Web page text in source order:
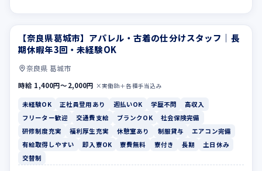
未経験OK 正社員登用あり
【奈良県葛城市】アパレル・古着の仕分けスタッフ｜長
期休暇年3回・未経験OK
奈良県 葛城市
時給 1,400円〜2,000円 ×実働8h＋各種手当込み
未経験OK 正社員登用あり 週払いOK 学歴不問
高収入
フリーター歓迎
交通費支給 ブランクOK
社会保険完備
研修制度充実
福利厚生充実 休憩室あり 制服貸与
エアコン完備
有給取得しやすい
即入寮OK 寮費無料 寮付き 長期
土日休み
交替制